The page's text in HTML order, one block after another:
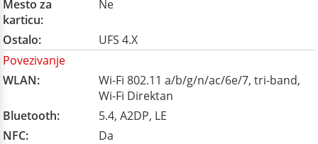
Mesto za
karticu:
Ne
Ostalo:
UFS 4.X
Povezivanje
WLAN:
Wi-Fi 802.11 a/b/g/n/ac/6e/7, tri-band,
Wi-Fi Direktan
Bluetooth:
5.4, A2DP, LE
NFC:
Da